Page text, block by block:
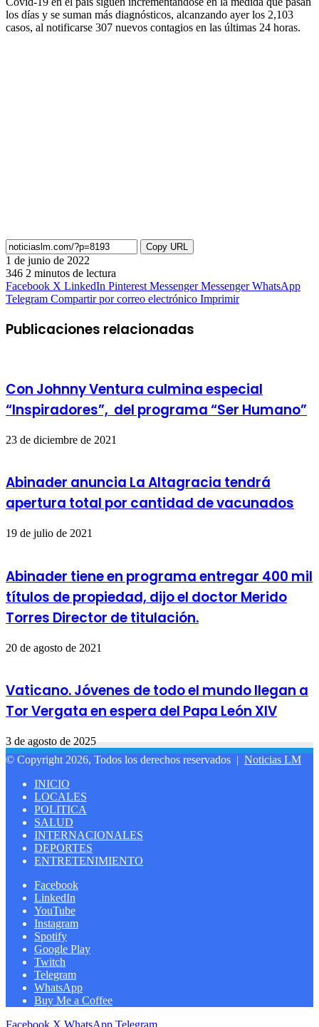
los días y se suman más diagnósticos, alcanzando ayer los 2,103
casos, al notificarse 307 nuevos contagios en las últimas 24 horas.
Copy URL
1 de junio de 2022
346 2 minutos de lectura
Facebook X LinkedIn Pinterest Messenger Messenger WhatsApp
Telegram Compartir por correo electrónico Imprimir
Publicaciones relacionadas
Con Johnny Ventura culmina especial
“Inspiradores”, del programa “Ser Humano”
23 de diciembre de 2021
Abinader anuncia La Altagracia tendrá
apertura total por cantidad de vacunados
19 de julio de 2021
Abinader tiene en programa entregar 400 mil
títulos de propiedad, dijo el doctor Merido
Torres Director de titulación.
20 de agosto de 2021
Vaticano. Jóvenes de todo el mundo llegan a
Tor Vergata en espera del Papa León XIV
3 de agosto de 2025
© Copyright 2026, Todos los derechos reservados | Noticias LM
INICIO
LOCALES
POLITICA
SALUD
INTERNACIONALES
DEPORTES
ENTRETENIMIENTO
Facebook
LinkedIn
YouTube
Instagram
Spotify
Google Play
Twitch
Telegram
WhatsApp
Buy Me a Coffee
Facebook X WhatsApp Telegram